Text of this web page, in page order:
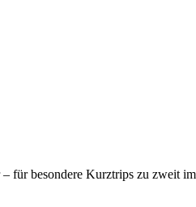
für besondere Kurztrips zu zweit